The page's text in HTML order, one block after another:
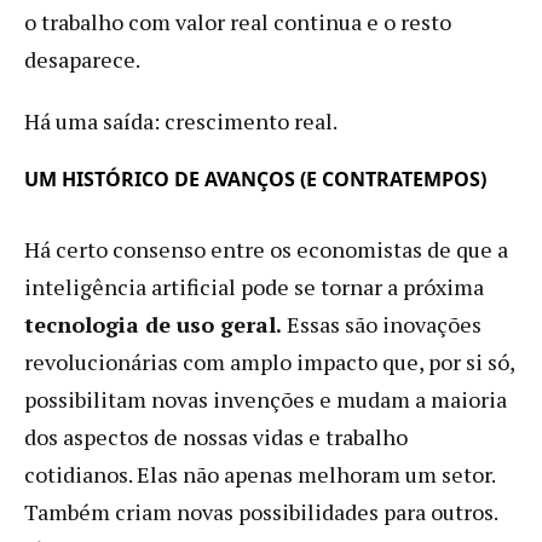
o trabalho com valor real continua e o resto
desaparece.
Há uma saída: crescimento real.
UM HISTÓRICO DE AVANÇOS (E CONTRATEMPOS)
Há certo consenso entre os economistas de que a
inteligência artificial pode se tornar a próxima
tecnologia de uso geral. Essas são inovações
revolucionárias com amplo impacto que, por si só,
possibilitam novas invenções e mudam a maioria
dos aspectos de nossas vidas e trabalho
cotidianos. Elas não apenas melhoram um setor.
Também criam novas possibilidades para outros.